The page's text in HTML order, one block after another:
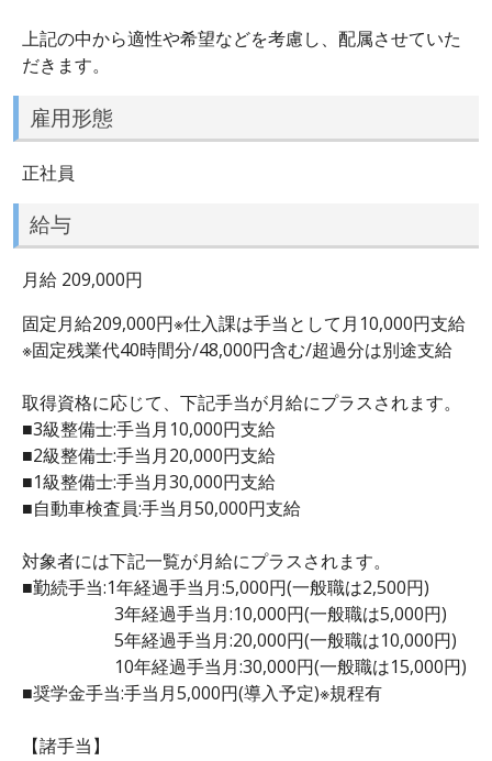
上記の中から適性や希望などを考慮し、配属させていた
だきます。
雇用形態
正社員
給与
月給 209,000円
固定月給209,000円※仕入課は手当として月10,000円支給
※固定残業代40時間分/48,000円含む/超過分は別途支給
取得資格に応じて、下記手当が月給にプラスされます。
■3級整備士:手当月10,000円支給
■2級整備士:手当月20,000円支給
■1級整備士:手当月30,000円支給
■自動車検査員:手当月50,000円支給
対象者には下記一覧が月給にプラスされます。
■勤続手当:1年経過手当月:5,000円(一般職は2,500円)
3年経過手当月:10,000円(一般職は5,000円)
5年経過手当月:20,000円(一般職は10,000円)
10年経過手当月:30,000円(一般職は15,000円)
■奨学金手当:手当月5,000円(導入予定)※規程有
【諸手当】